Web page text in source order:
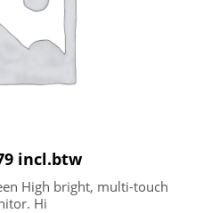
incl.btw
High bright, multi-touch
Hi